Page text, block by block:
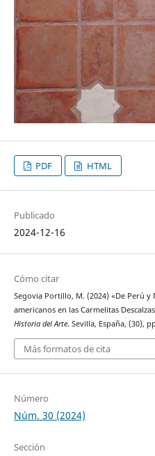
PDF HTML
Publicado
2024-12-16
Cómo citar
Segovia Portillo, M. (2024) «De Perú
americanos en las Carmelitas
Historia del Arte. Sevilla, España, (30),
Más formatos de cita
Número
Núm. 30 (2024)
Sección